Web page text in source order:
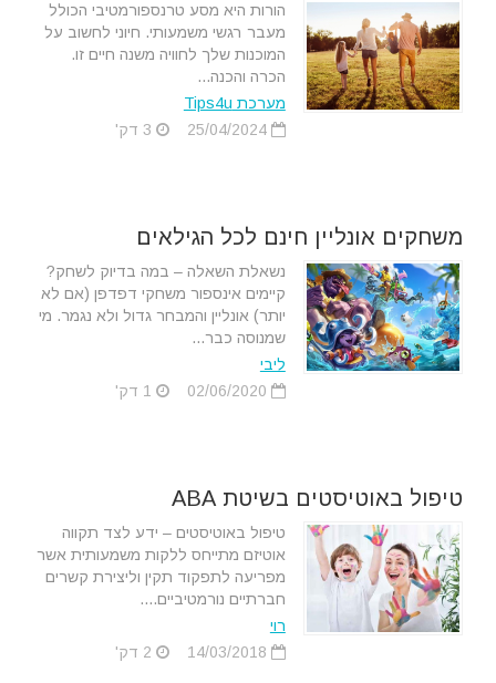
הורות היא מסע טרנספורמטיבי הכולל
מעבר רגשי משמעותי. חיוני לחשוב על
המוכנות שלך לחוויה משנה חיים זו.
הכרה והכנה...
מערכת Tips4u
25/04/2024
משחקים אונליין חינם לכל הגילאים
נשאלת השאלה – במה בדיוק לשחק?
קיימים אינספור משחקי דפדפן (אם לא
יותר) אונליין והמבחר גדול ולא נגמר. מי
שמנוסה כבר...
ליבי
טיפול באוטיסטים בשיטת ABA
טיפול באוטיסטים – ידע לצד תקווה
אוטיזם מתייחס ללקות משמעותית אשר
מפריעה לתפקוד תקין וליצירת קשרים
חברתיים נורמטיביים....
רוי